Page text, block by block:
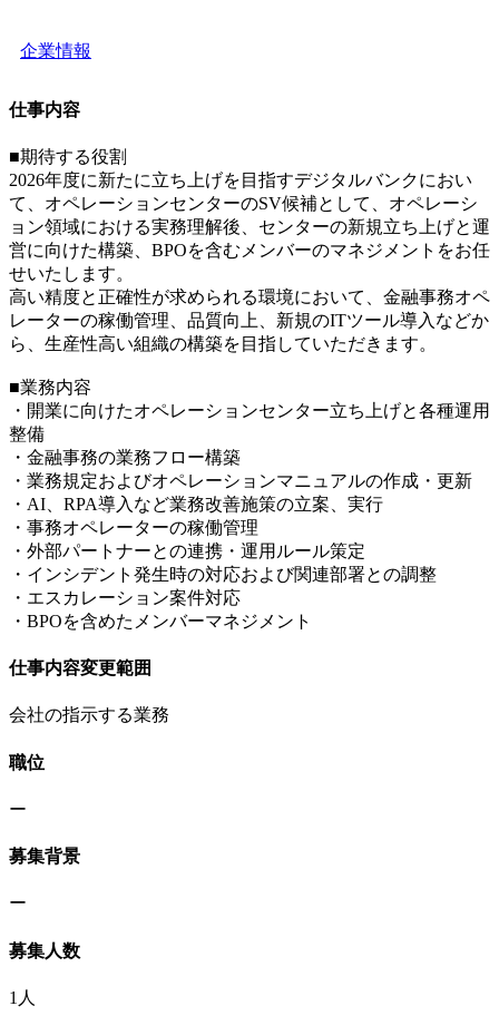
企業情報
仕事内容
■期待する役割
2026年度に新たに立ち上げを目指すデジタルバンクにおい
て、オペレーションセンターのSV候補として、オペレーシ
ョン領域における実務理解後、センターの新規立ち上げと運
営に向けた構築、BPOを含むメンバーのマネジメントをお任
せいたします。
高い精度と正確性が求められる環境において、金融事務オペ
レーターの稼働管理、品質向上、新規のITツール導入などか
ら、生産性高い組織の構築を目指していただきます。
■業務内容
・開業に向けたオペレーションセンター立ち上げと各種運用
整備
・金融事務の業務フロー構築
・業務規定およびオペレーションマニュアルの作成・更新
・AI、RPA導入など業務改善施策の立案、実行
・事務オペレーターの稼働管理
・外部パートナーとの連携・運用ルール策定
・インシデント発生時の対応および関連部署との調整
・エスカレーション案件対応
・BPOを含めたメンバーマネジメント
仕事内容変更範囲
会社の指示する業務
職位
ー
募集背景
ー
募集人数
1人